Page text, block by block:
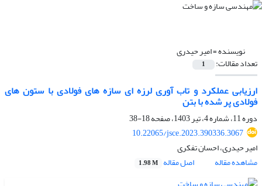
نویسنده =امیر حیدری
تعداد مقالات: 1
ارزیابی عملکرد و تاب آوری لرزه ای سازه های فولادی با ستون های
فولادی پر شده با بتن
دوره 11، شماره 4، تیر 1403، صفحه
18-38
10.22065/jsce.2023.390336.3067
امیر حیدری، احسان تفکری
مشاهده مقاله
اصل مقاله 1.98 M